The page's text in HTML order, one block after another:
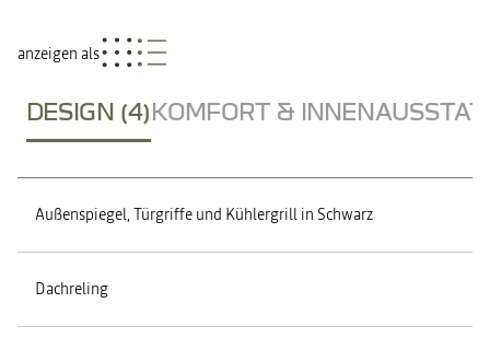
anzeigen als
DESIGN (4)KOMFORT &
Außenspiegel, Türgriffe und Kühlergrill in Schwarz
Dachreling